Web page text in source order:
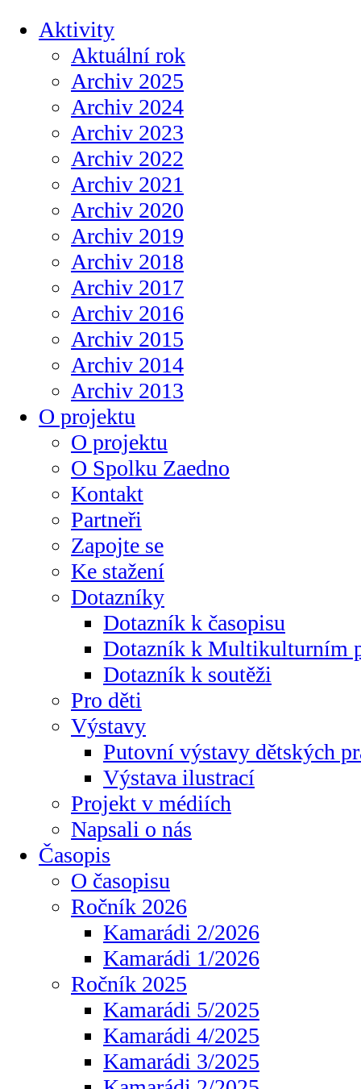
Aktivity
Aktuální rok
Archiv 2025
Archiv 2024
Archiv 2023
Archiv 2022
Archiv 2021
Archiv 2020
Archiv 2019
Archiv 2018
Archiv 2017
Archiv 2016
Archiv 2015
Archiv 2014
Archiv 2013
O projektu
O projektu
O Spolku Zaedno
Kontakt
Partneři
Zapojte se
Ke stažení
Dotazníky
Dotazník k časopisu
Dotazník k Multikulturním
Dotazník k soutěži
Pro děti
Výstavy
Putovní výstavy dětských
Výstava ilustrací
Projekt v médiích
Napsali o nás
Časopis
O časopisu
Ročník 2026
Kamarádi 2/2026
Kamarádi 1/2026
Ročník 2025
Kamarádi 5/2025
Kamarádi 4/2025
Kamarádi 3/2025